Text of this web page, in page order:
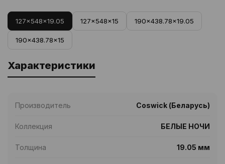
127x548x19.05 127x548x15 190x438.78x19.05
190x438.78x15
Характеристики
Производитель Coswick (Беларусь)
Коллекция БЕЛЫЕ НОЧИ
Толщина 19.05 мм